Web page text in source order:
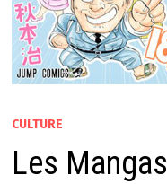
CULTURE
Les Mangas